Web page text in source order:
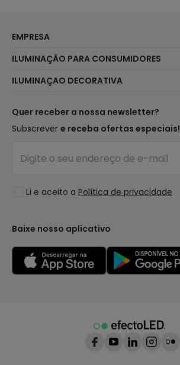
EMPRESA
Atendimento ao Cliente
Métodos de Envio
É Profissional?
Perguntas Frequentes (FAQ)
ILUMINAÇÃO PARA CONSUMIDORES
Marcas
Iluminação para empresas
ILUMINAÇAO DECORATIVA
Tendências
Marcas de Decoração Premium
Espaços
Coleções
Quer receber a nossa newsletter?
Subscrever e receba ofertas especiais!
Li e aceito a Política de privacidade
Baixe nosso aplicativo